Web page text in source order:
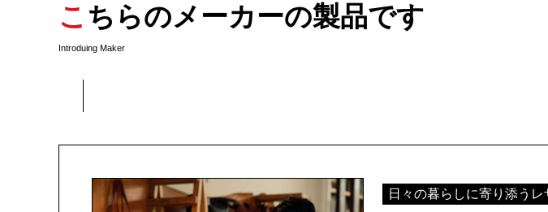
こちらのメーカーの製品です
Introduing Maker
日々の暮らしに寄り添うレ